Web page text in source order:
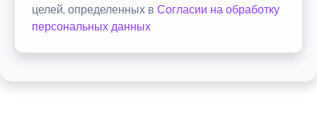
целей, определенных в Согласии на обработку
персональных данных